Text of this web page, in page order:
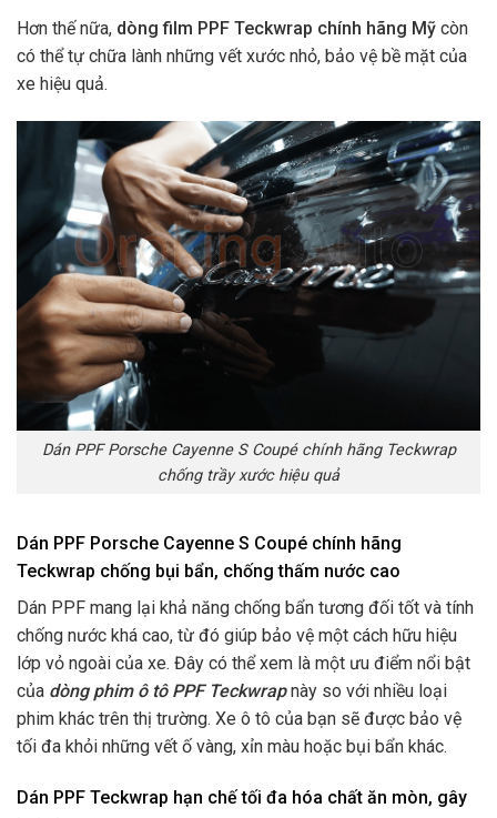
Hơn thế nữa, dòng film PPF Teckwrap chính hãng Mỹ còn
có thể tự chữa lành những vết xước nhỏ, bảo vệ bề mặt của
xe hiệu quả.
Dán PPF Porsche Cayenne S Coupé chính hãng Teckwrap
chống trầy xước hiệu quả
Dán PPF Porsche Cayenne S Coupé chính hãng
Teckwrap chống bụi bẩn, chống thấm nước cao
Dán PPF mang lại khả năng chống bẩn tương đối tốt và tính
chống nước khá cao, từ đó giúp bảo vệ một cách hữu hiệu
lớp vỏ ngoài của xe. Đây có thể xem là một ưu điểm nổi bật
của dòng phim ô tô PPF Teckwrapnày so với nhiều loại
phim khác trên thị trường. Xe ô tô của bạn sẽ được bảo vệ
tối đa khỏi những vết ố vàng, xỉn màu hoặc bụi bẩn khác.
Dán PPF Teckwrap hạn chế tối đa hóa chất ăn mòn, gây